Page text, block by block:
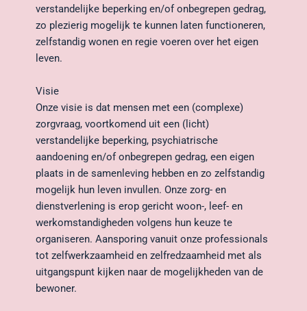
verstandelijke beperking en/of onbegrepen gedrag,
zo plezierig mogelijk te kunnen laten functioneren,
zelfstandig wonen en regie voeren over het eigen
leven.
Visie
Onze visie is dat mensen met een (complexe)
zorgvraag, voortkomend uit een (licht)
verstandelijke beperking, psychiatrische
aandoening en/of onbegrepen gedrag, een eigen
plaats in de samenleving hebben en zo zelfstandig
mogelijk hun leven invullen. Onze zorg- en
dienstverlening is erop gericht woon-, leef- en
werkomstandigheden volgens hun keuze te
organiseren. Aansporing vanuit onze professionals
tot zelfwerkzaamheid en zelfredzaamheid met als
uitgangspunt kijken naar de mogelijkheden van de
bewoner.